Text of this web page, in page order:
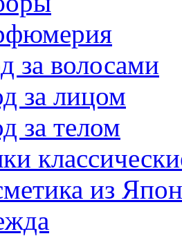
за волосами
за лицом
за телом
из